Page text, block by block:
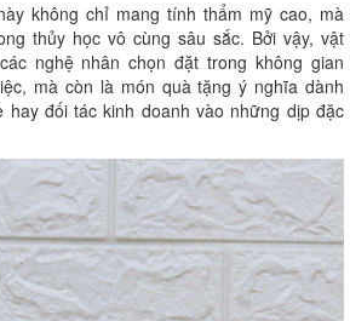
không chỉ mang tính thẩm mỹ cao, mà
thủy học vô cùng sâu sắc. Bởi vậy, vật
nghệ nhân chọn đặt trong không gian
mà còn là món quà tặng ý nghĩa dành
hay đối tác kinh doanh vào những dịp đặc